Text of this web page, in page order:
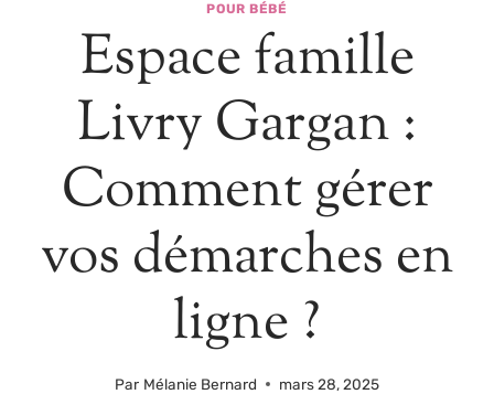
POUR BÉBÉ
Espace famille
Livry Gargan :
Comment gérer
vos démarches en
ligne ?
Par Mélanie Bernard mars 28, 2025